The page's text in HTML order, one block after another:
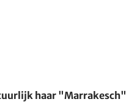
haar "Marrakesch"